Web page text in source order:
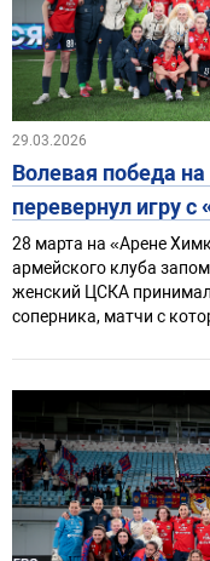
29.03.2026
Волевая победа
перевернул игру
28 марта на «Арене
армейского клуба
женский ЦСКА
соперника, матчи с